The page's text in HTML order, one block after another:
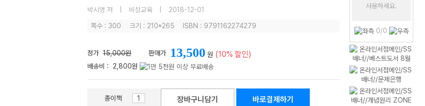
박시영 저 비상교육 2018-12-01
쪽수 : 300 크기 : 210*265 ISBN : 9791162274279
정가 15,000원 판매가 13,500 원 (10% 할인)
배송비 : 2,800원
종이책 장바구니담기 바로결제하기
사용하세요.
0/0